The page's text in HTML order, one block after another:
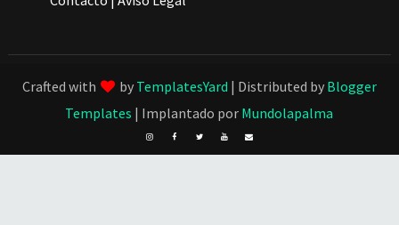
Crafted with by TemplatesYard | Distributed by Blogger
Templates | Implantado por Mundolapalma